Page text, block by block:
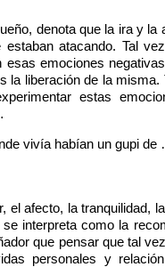
denotaque la ira y la
estaban atacando. Tal
esas emociones
la liberación de la
estas
vivía habían un gupi
el afecto, la tranquilidad,
interpreta como la
que pensar quetal
personales y